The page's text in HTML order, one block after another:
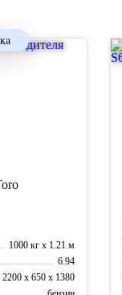
1000 кг х 1.21 м
6.94
2200 х 650 х 1380